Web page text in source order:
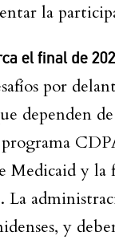
la
el final de
por
dependen
Medicaid y
La
y